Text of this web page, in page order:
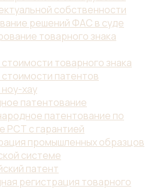
собственности
решений ФАС в суде
товарного знака
товарного знака
патентов
хау
патентование
патентование по
PCT с гарантией
промышленных образцов
системе
патент
регистрация товарного